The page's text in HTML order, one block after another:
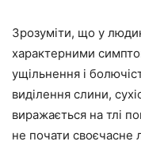
Зрозуміти, що у
характерними
ущільнення і
виділення слини,
виражається на тлі
не почати своєчасне